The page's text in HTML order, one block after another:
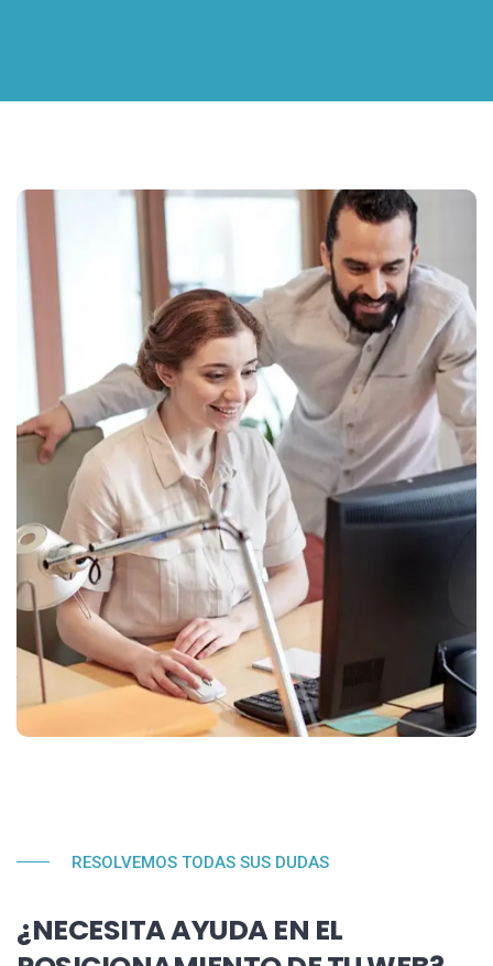
RESOLVEMOS TODAS SUS DUDAS
¿NECESITA AYUDA EN EL